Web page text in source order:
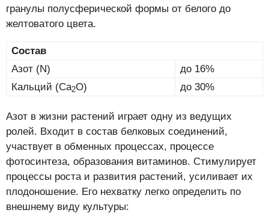
гранулы полусферической формы от белого до
желтоватого цвета.
Состав
Азот (N)
до 16%
Кальций (Ca2O) до 30%
Азот в жизни растений играет одну из ведущих
ролей. Входит в состав белковых соединений,
участвует в обменных процессах, процессе
фотосинтеза, образования витаминов. Стимулирует
процессы роста и развития растений, усиливает их
плодоношение. Его нехватку легко определить по
внешнему виду культуры: